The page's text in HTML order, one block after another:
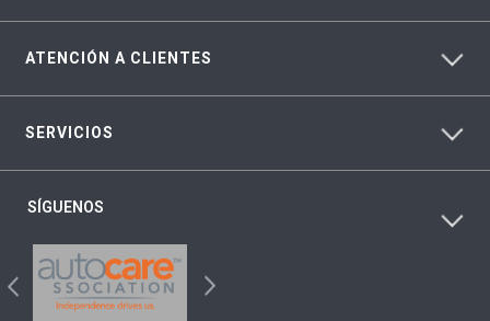
ATENCIÓN A CLIENTES
SERVICIOS
SÍGUENOS